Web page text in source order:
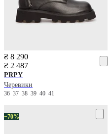
₴ 8 290
₴ 2 487
PRPY
Черевики
36 37 38 39 40 41
−70%